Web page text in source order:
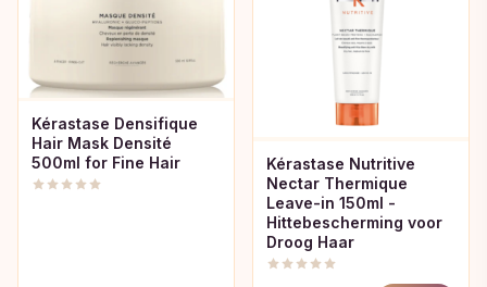
Kérastase Densifique
Hair Mask Densité
500ml for Fine Hair
Kérastase Nutritive
Nectar Thermique
Leave-in 150ml -
Hittebescherming voor
Droog Haar